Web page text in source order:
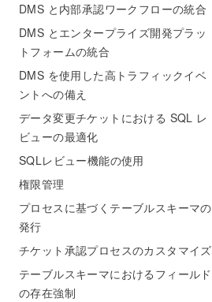
DMS と内部承認ワークフローの統合
DMS とエンタープライズ開発プラッ
トフォームの統合
DMS を使用した高トラフィックイベ
ントへの備え
データ変更チケットにおける SQL レ
ビューの最適化
SQLレビュー機能の使用
権限管理
プロセスに基づくテーブルスキーマの
発行
チケット承認プロセスのカスタマイズ
テーブルスキーマにおけるフィールド
の存在強制